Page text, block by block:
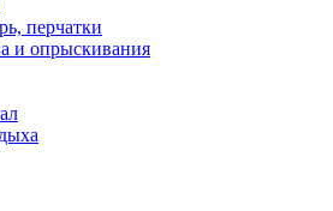
перчатки
и опрыскивания